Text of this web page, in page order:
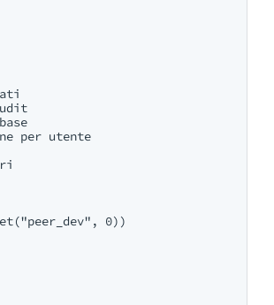
per utente
0))